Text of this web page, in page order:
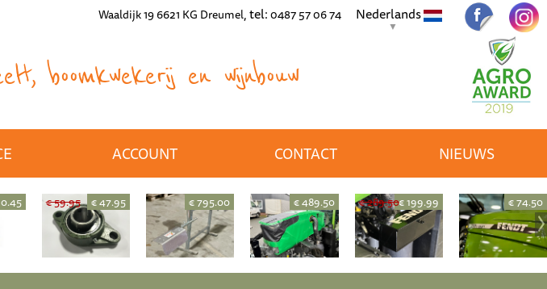
Waaldijk 19 6621 KG Dreumel, tel:0487 57 06 74 Nederlands
▼
boomkwekerij en wijnbouw
ACCOUNT CONTACT NIEUWS
€ 47.95
€ 59.95 € 795.00 € 489.50 € 199.99
€ 289.50 € 74.50